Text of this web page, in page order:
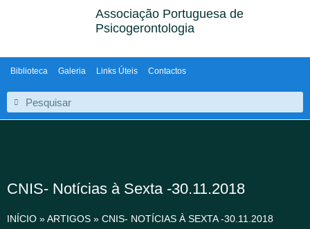
Associação Portuguesa de
Psicogerontologia
Biblioteca Galeria Links Úteis Contactos
CNIS- Notícias à Sexta -30.11.2018
INÍCIO »ARTIGOS » CNIS- NOTÍCIAS À SEXTA -30.11.2018